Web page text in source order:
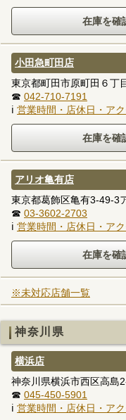
小田急町田店
東京都町田市原町田６丁
☎ 042-710-7191
ℹ 営業時間・店休日・ア
アリオ亀有店
東京都葛飾区亀有3-49-3
☎ 03-3602-2703
ℹ 営業時間・店休日・ア
※未対応店舗一覧
神奈川県
横浜店
神奈川県横浜市西区高島
☎ 045-450-5901
ℹ 営業時間・店休日・ア